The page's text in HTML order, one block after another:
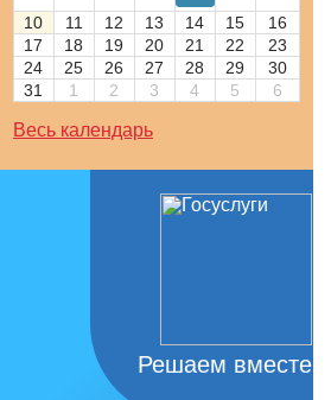
10 11 12 13 14 15
16
17
18 19 20 21 22
23
24
25 26 27 28 29
30
31
1 2 3 4 5 6
Весь календарь
Решаем вместе